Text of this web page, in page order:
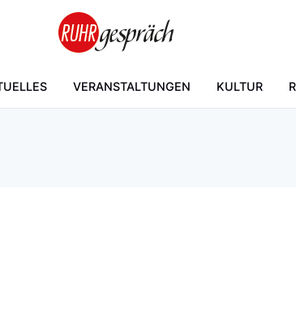
VERANSTALTUNGEN KULTUR